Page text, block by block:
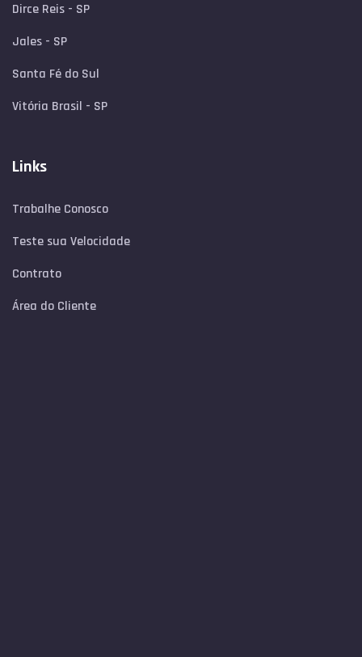
Dirce Reis - SP
Jales - SP
Santa Fé do Sul
Vitória Brasil - SP
Links
Trabalhe Conosco
Teste sua Velocidade
Contrato
Área do Cliente